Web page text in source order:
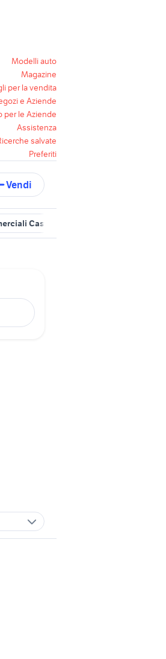
Modelli auto
Magazine
per la vendita
e Aziende
per le Aziende
Assistenza
salvate
Preferiti
Vendi
Castiglione del Lago